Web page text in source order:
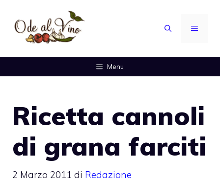
contenuto
MENU
Menu
Ricetta cannoli
di grana farciti
2 Marzo 2011 di Redazione